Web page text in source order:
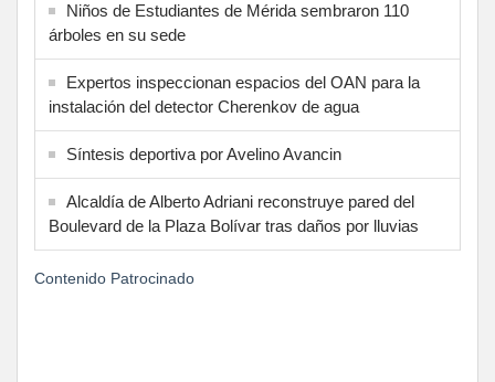
Niños de Estudiantes de Mérida sembraron 110
árboles en su sede
Expertos inspeccionan espacios del OAN para la
instalación del detector Cherenkov de agua
Síntesis deportiva por Avelino Avancin
Alcaldía de Alberto Adriani reconstruye pared del
Boulevard de la Plaza Bolívar tras daños por lluvias
Contenido Patrocinado